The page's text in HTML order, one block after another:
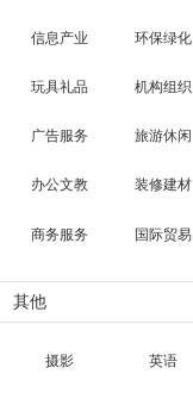
信息产业 环保绿化
玩具礼品 机构组织
广告服务 旅游休闲
办公文教 装修建材
商务服务 国际贸易
其他
摄影 英语